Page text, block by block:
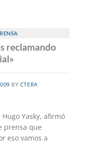
reclamando
BY CTERA
Yasky, afirmó
prensa que
eso vamos a